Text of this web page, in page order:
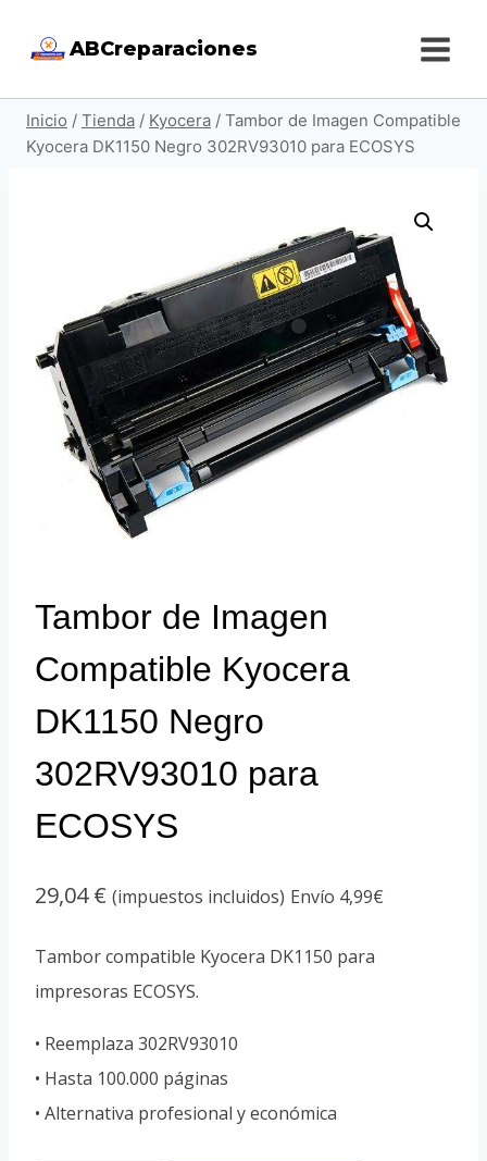
ABCreparaciones
Inicio / Tienda / Kyocera / Tambor de Imagen Compatible
Kyocera DK1150 Negro 302RV93010 para ECOSYS
Tambor de Imagen
Compatible Kyocera
DK1150 Negro
302RV93010 para
ECOSYS
29,04€ (impuestos incluidos) Envío 4,99€
Tambor compatible Kyocera DK1150 para
impresoras ECOSYS.
• Reemplaza 302RV93010
• Hasta 100.000 páginas
• Alternativa profesional y económica